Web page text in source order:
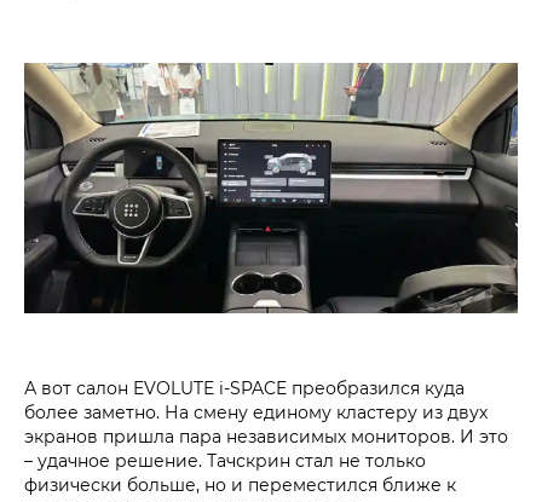
А вот салон EVOLUTE i‑SPACE преобразился куда
более заметно. На смену единому кластеру из двух
экранов пришла пара независимых мониторов. И это
– удачное решение. Тачскрин стал не только
физически больше, но и переместился ближе к